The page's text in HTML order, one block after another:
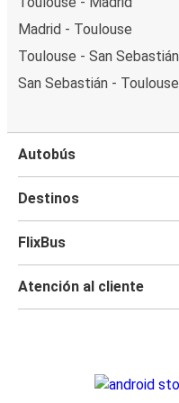
Madrid - Toulouse
Toulouse - San Sebastián
San Sebastián - Toulouse
Autobús
Destinos
FlixBus
Atención al cliente